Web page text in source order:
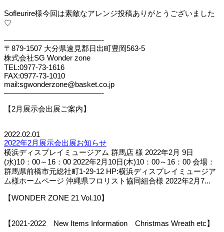
Sofleurire様今回は素敵なアレンジ投稿ありがとうございました
♡
—————————————-
〒879-1507 大分県速見郡日出町豊岡563-5
株式会社SG Wonder zone
TEL:0977-73-1616
FAX:0977-73-1010
mail:sgwonderzone@basket.co.jp
—————————————-
【2月展示会出展ご案内】
2022.02.01
2022年2月展示会出展お知らせ
横浜ディスプレイミュージアム 群馬店 様 2022年2月 9日
(水)10：00～16：00 2022年2月10日(木)10：00～16：00 会場：
群馬県前橋市元総社町1-29-12 HP:横浜ディスプレイミュージア
ム様ホームページ 沖縄県フロリスト協同組合様 2022年2月7...
【WONDER ZONE 21 Vol.10】
【2021-2022 New Items Information Christmas Wreath etc】